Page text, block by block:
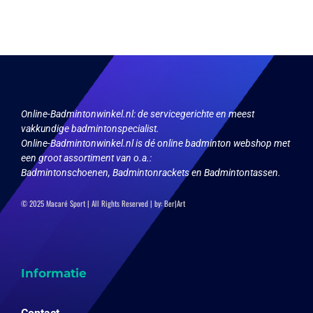
worden
productpagina
worden
productpagina
Online-Badmintonwinkel.nl:de servicegerichte en meest
vakkundige badmintonspecialist.
Online-Badmintonwinkel.nl is dé online badminton webshop met
een groot assortiment van o.a.:
Badmintonschoenen, Badmintonrackets en Badmintontassen.
© 2025 Macaré Sport | All Rights Reserved | by:Ber|Art
Informatie